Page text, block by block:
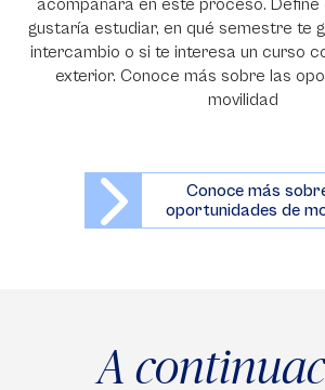
acompañará en este proceso. Define
gustaría estudiar, en qué semestre te
intercambio o si te interesa un curso
exterior. Conoce más sobre las
movilidad
Conoce más
oportunidades de
A